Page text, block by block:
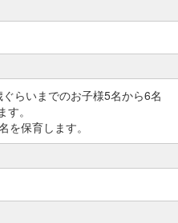
らいまでのお子様5名から6名
。
を保育します。